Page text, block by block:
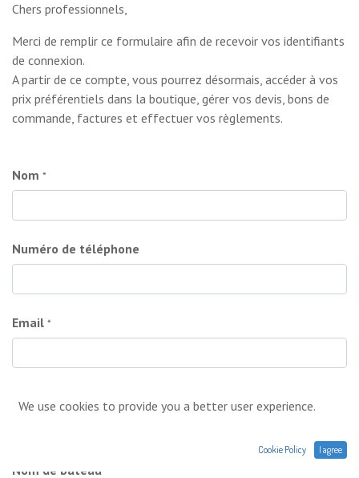
Chers professionnels,
Merci de remplir ce formulaire afin de recevoir vos identifiants
de connexion.
A partir de ce compte, vous pourrez désormais, accéder à vos
prix préférentiels dans la boutique, gérer vos devis, bons de
commande, factures et effectuer vos règlements.
Nom *
Numéro de téléphone
Email *
Nom de bateau
We use cookies to provide you a better user experience.
Cookie Policy I agree